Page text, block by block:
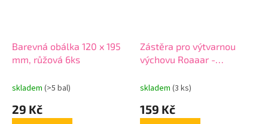
Barevná obálka 120 x 195
mm, růžová 6ks
skladem (>5 bal)
29 Kč
Zástěra pro výtvarnou
výchovu Roaaar -
skladem (3 ks)
159 Kč